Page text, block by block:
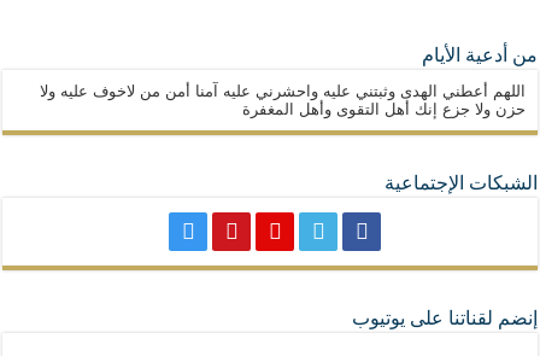
من أدعية الأيام
اللهم أعطني الهدى وثبتني عليه واحشرني عليه آمنا أمن من لاخوف عليه ولا
حزن ولا جزع إنك أهل التقوى وأهل المغفرة
الشبكات الإجتماعية
إنضم لقناتنا على يوتيوب